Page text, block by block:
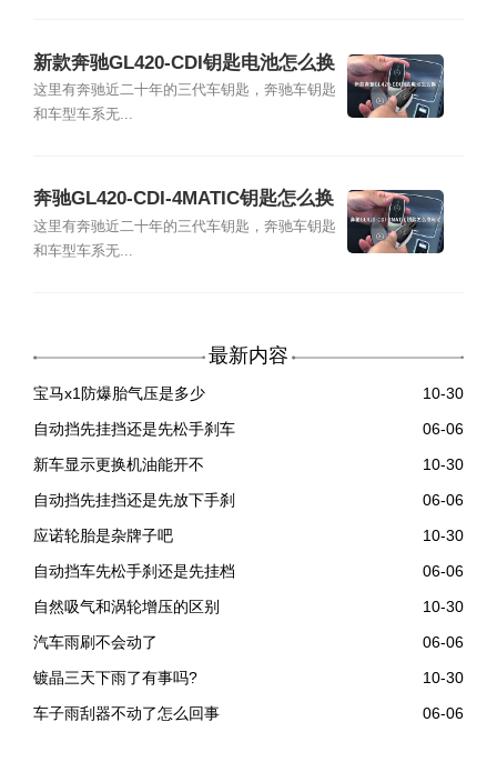
新款奔驰GL420-CDI钥匙电池怎么换
这里有奔驰近二十年的三代车钥匙，奔驰车钥匙
和车型车系无...
奔驰GL420-CDI-4MATIC钥匙怎么换
电池
这里有奔驰近二十年的三代车钥匙，奔驰车钥匙
和车型车系无...
最新内容
宝马x1防爆胎气压是多少
10-30
自动挡先挂挡还是先松手刹车
06-06
新车显示更换机油能开不
10-30
自动挡先挂挡还是先放下手刹
06-06
应诺轮胎是杂牌子吧
10-30
自动挡车先松手刹还是先挂档
06-06
自然吸气和涡轮增压的区别
10-30
汽车雨刷不会动了
06-06
镀晶三天下雨了有事吗?
10-30
车子雨刮器不动了怎么回事
06-06